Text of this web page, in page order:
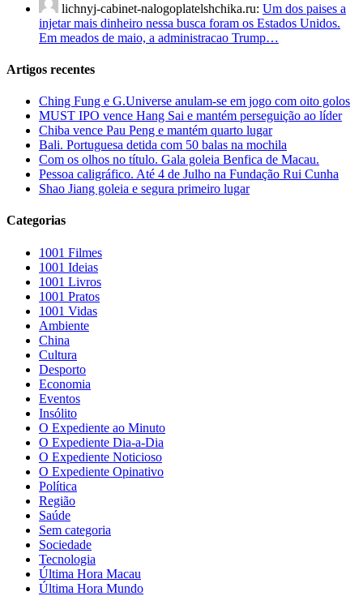
lichnyj-cabinet-nalogoplatelshchika.ru: Um dos paises a
injetar mais dinheiro nessa busca foram os Estados Unidos.
Em meados de maio, a administracao Trump…
Artigos recentes
Ching Fung e G.Universe anulam-se em jogo com oito golos
MUST IPO vence Hang Sai e mantém perseguição ao líder
Chiba vence Pau Peng e mantém quarto lugar
Bali. Portuguesa detida com 50 balas na mochila
Com os olhos no título. Gala goleia Benfica de Macau.
Pessoa caligráfico. Até 4 de Julho na Fundação Rui Cunha
Shao Jiang goleia e segura primeiro lugar
Categorias
1001 Filmes
1001 Ideias
1001 Livros
1001 Pratos
1001 Vidas
Ambiente
China
Cultura
Desporto
Economia
Eventos
Insólito
O Expediente ao Minuto
O Expediente Dia-a-Dia
O Expediente Noticioso
O Expediente Opinativo
Política
Região
Saúde
Sem categoria
Sociedade
Tecnologia
Última Hora Macau
Última Hora Mundo